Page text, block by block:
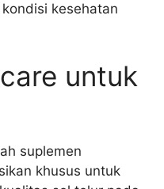
kesehatan
untuk
suplemen
khusus untuk